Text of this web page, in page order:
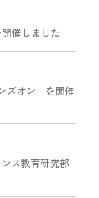
催しました
ズオン」を開催
ス教育研究部